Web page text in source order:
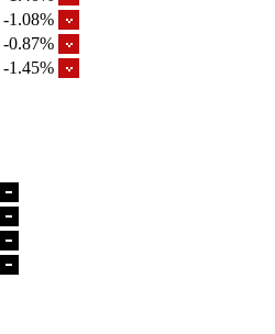
-1.08%
-0.87%
-1.45%